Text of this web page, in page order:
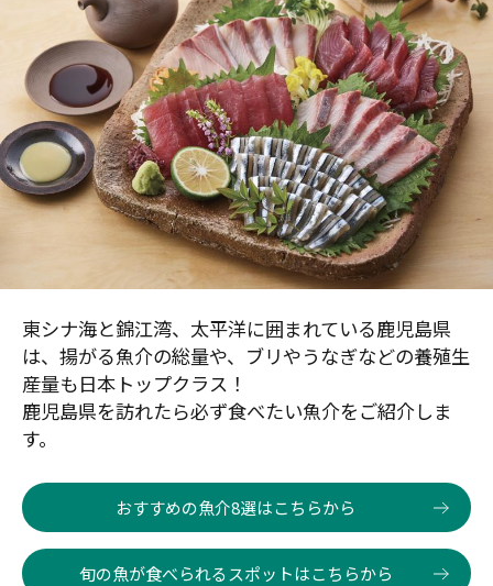
東シナ海と錦江湾、太平洋に囲まれている鹿児島県
は、揚がる魚介の総量や、ブリやうなぎなどの養殖生
産量も日本トップクラス！
鹿児島県を訪れたら必ず食べたい魚介をご紹介しま
す。
おすすめの魚介8選はこちらから
旬の魚が食べられるスポットはこちらから